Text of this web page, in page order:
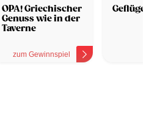
OPA! Griechischer
Genuss wie in der
Taverne
zum Gewinnspiel